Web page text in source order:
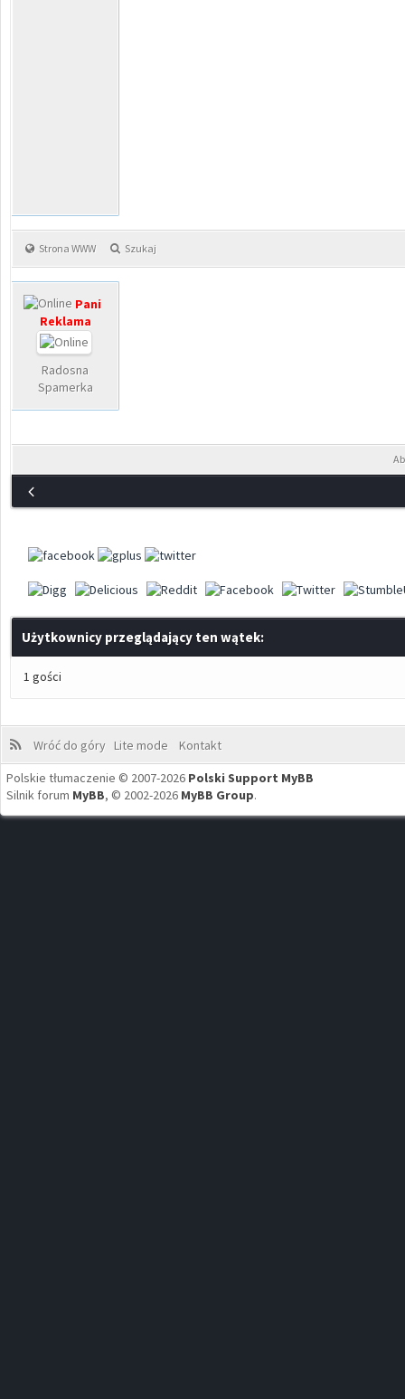
Strona WWW Szukaj
Pani
Reklama
Radosna
Spamerka
Użytkownicy przeglądający ten wątek:
1 gości
Wróć do góry Lite mode
Kontakt
Polskie tłumaczenie © 2007-2026 Polski Support MyBB
Silnik forum MyBB, © 2002-2026 MyBB Group.